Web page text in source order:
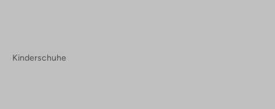
Kinderschuhe